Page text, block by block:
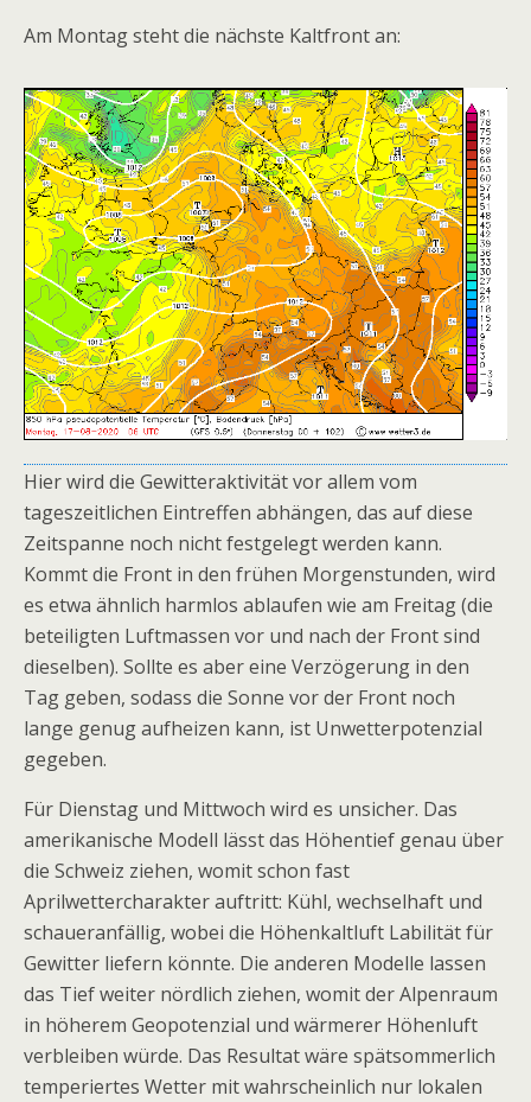
Am Montag steht die nächste Kaltfront an:
Hier wird die Gewitteraktivität vor allem vom
tageszeitlichen Eintreffen abhängen, das auf diese
Zeitspanne noch nicht festgelegt werden kann.
Kommt die Front in den frühen Morgenstunden, wird
es etwa ähnlich harmlos ablaufen wie am Freitag (die
beteiligten Luftmassen vor und nach der Front sind
dieselben). Sollte es aber eine Verzögerung in den
Tag geben, sodass die Sonne vor der Front noch
lange genug aufheizen kann, ist Unwetterpotenzial
gegeben.
Für Dienstag und Mittwoch wird es unsicher. Das
amerikanische Modell lässt das Höhentief genau über
die Schweiz ziehen, womit schon fast
Aprilwettercharakter auftritt: Kühl, wechselhaft und
schaueranfällig, wobei die Höhenkaltluft Labilität für
Gewitter liefern könnte. Die anderen Modelle lassen
das Tief weiter nördlich ziehen, womit der Alpenraum
in höherem Geopotenzial und wärmerer Höhenluft
verbleiben würde. Das Resultat wäre spätsommerlich
temperiertes Wetter mit wahrscheinlich nur lokalen